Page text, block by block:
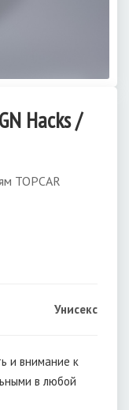
Hacks /
TOPCAR
Унисекс
и внимание к
в любой